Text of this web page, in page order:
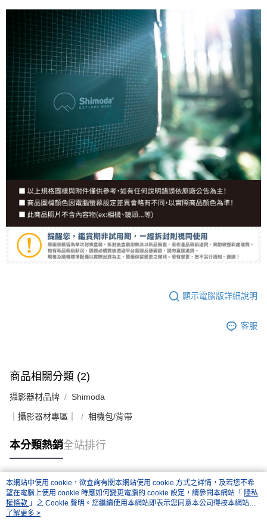
顯示電腦版詳細說明
客服
商品相關分類 (2)
攝影器材品牌 Shimoda
｜攝影器材專區｜ 相機包/背帶
本分類熱銷全站排行
熱門標籤
本網站中使用 cookie，欲查詢有關本網站使用 cookie 方式之詳情，及若您不希
望在電腦上使用 cookie 時應如何變更電腦的 cookie 設定，請參閱本網站「 隱私
權條款 」之 Cookie 聲明。您繼續使用本網站即表示您同意本公司得按本網站使
用條款之 Cookie 聲明使用 cookie。
了解更多 >